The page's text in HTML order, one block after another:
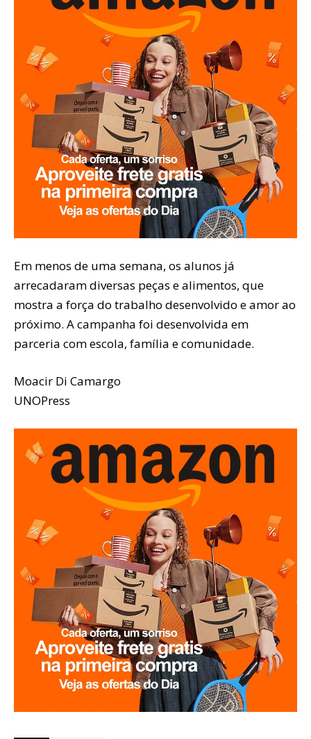
Em menos de uma semana, os alunos já
arrecadaram diversas peças e alimentos, que
mostra a força do trabalho desenvolvido e amor ao
próximo. A campanha foi desenvolvida em
parceria com escola, família e comunidade.
Moacir Di Camargo
UNOPress